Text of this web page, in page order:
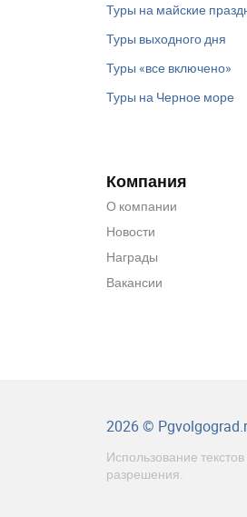
Туры на майские
Туры выходного дня
Туры «все включено»
Туры на Черное море
Компания
О компании
Новости
Награды
Вакансии
2026 ©
Использование
разрешения.